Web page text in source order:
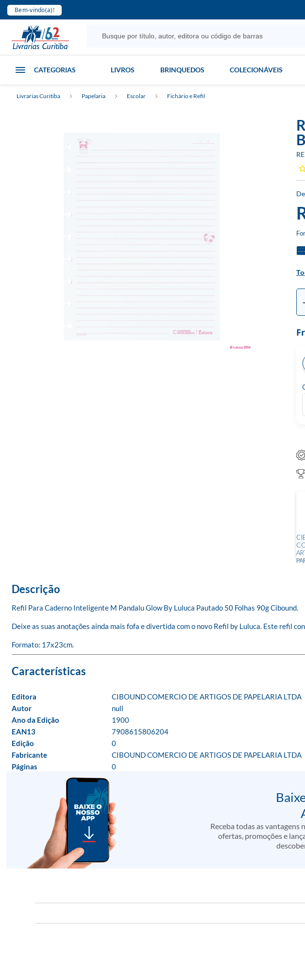
Bem-vindo(a)!
CATEGORIAS LIVROS BRINQUEDOS COLECIONÁVEIS
Livrarias Curitiba Papelaria Escolar Fichário e Refil
Descrição
Refil Para Caderno Inteligente M Pandalu Glow By Luluca Pautado 50 Folhas 90g Cibound.
Deixe as suas anotações ainda mais fofa e divertida com o novo Refil by Luluca. Este refil
Formato: 17x23cm.
Editora
CIBOUND COMERCIO DE ARTIGOS DE PAPELARIA LTDA
Autor
null
Ano da Edição
1900
EAN13
7908615806204
Edição
0
Fabricante
CIBOUND COMERCIO DE ARTIGOS DE PAPELARIA LTDA
Páginas
0
Receba todas as vantagens
ofertas, promoções e